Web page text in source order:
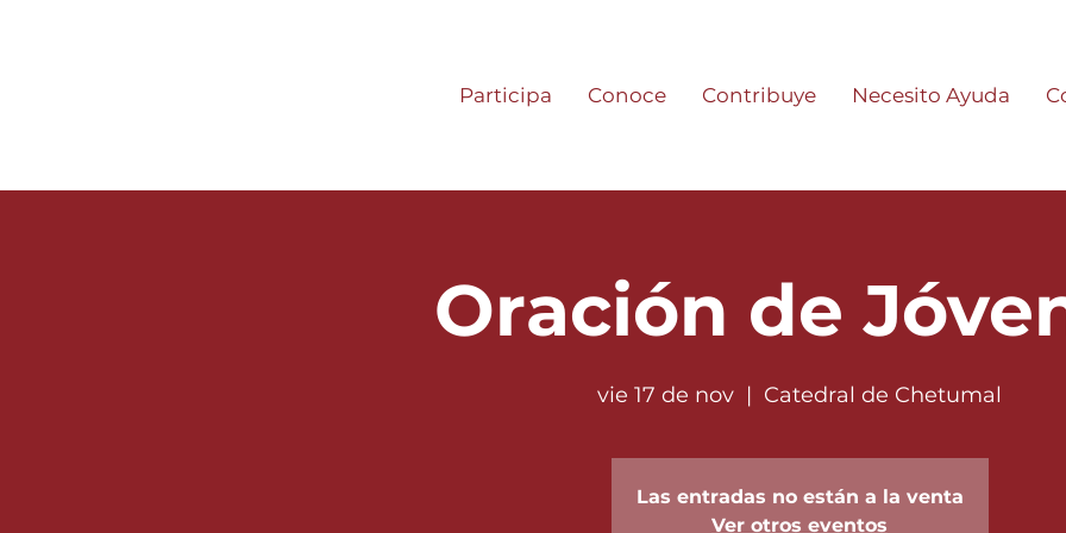
Participa Conoce Contribuye Necesito Ayuda
Oración de
vie 17 de nov
  |
Catedral de Chetumal
Las entradas no están a la venta
Ver otros eventos